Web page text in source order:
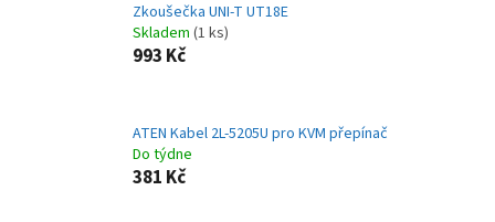
Zkoušečka UNI-T UT18E
Skladem (1 ks)
993 Kč
ATEN Kabel 2L-5205U pro KVM přepínač
Do týdne
381 Kč